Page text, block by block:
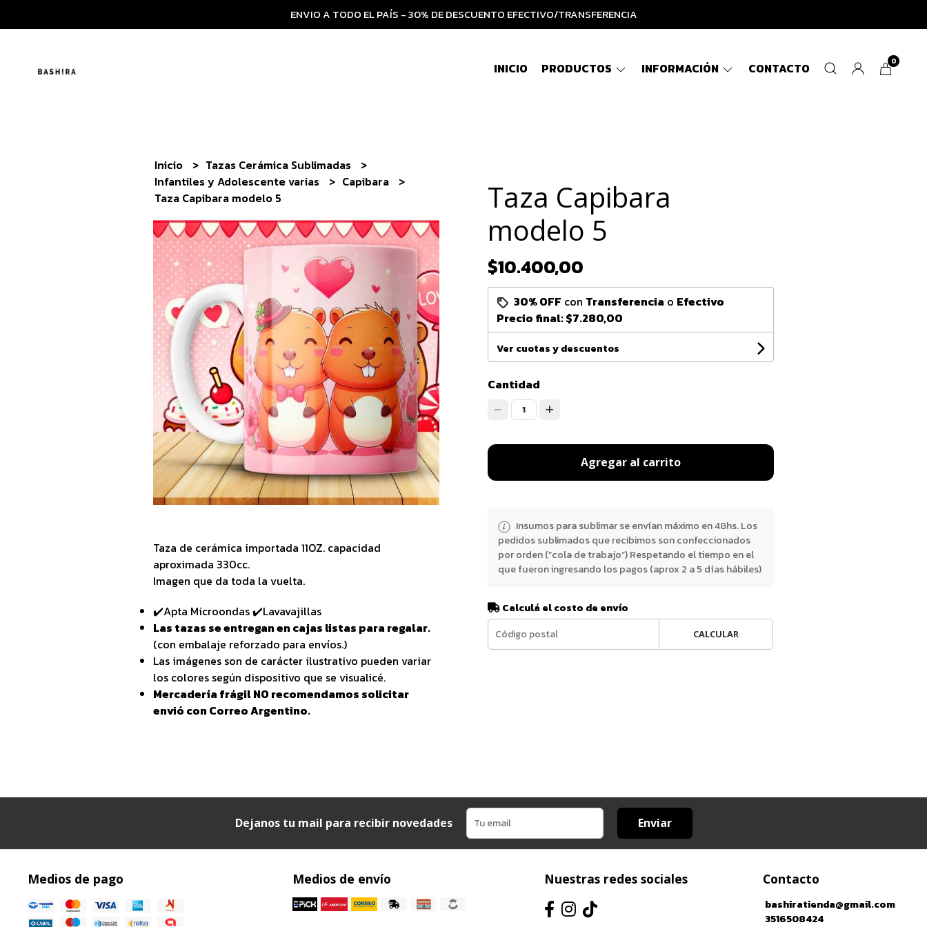
ENVIO A TODO EL PAÍS - 30% DE DESCUENTO EFECTIVO/TRANSFERENCIA
INICIO PRODUCTOS INFORMACIÓN CONTACTO 0
Inicio
Tazas Cerámica Sublimadas
Infantiles y Adolescente varias
Capibara
Taza Capibara modelo 5
Taza de cerámica importada 11OZ. capacidad
aproximada 330cc.
Imagen que da toda la vuelta.
✔️Apta Microondas ✔️Lavavajillas
Las tazas se entregan en cajas listas para regalar.
(con embalaje reforzado para envíos.)
Las imágenes son de carácter ilustrativo pueden variar
los colores según dispositivo que se visualicé.
Mercadería frágil NO recomendamos solicitar
envió con Correo Argentino.
Taza Capibara
modelo 5
$10.400,00
30% OFF con Transferencia o Efectivo
Precio final:$7.280,00
Ver cuotas y descuentos
Cantidad
1
Agregar al carrito
Insumos para sublimar se envían máximo en 48hs. Los
pedidos sublimados que recibimos son confeccionados
por orden (“cola de trabajo”) Respetando el tiempo en el
que fueron ingresando los pagos (aprox 2 a 5 días hábiles)
Calculá el costo de envío
CALCULAR
Dejanos tu mail para recibir novedades Enviar
Medios de pago Medios de envío Nuestras redes sociales Contacto
bashiratienda@gmail.com
3516508424